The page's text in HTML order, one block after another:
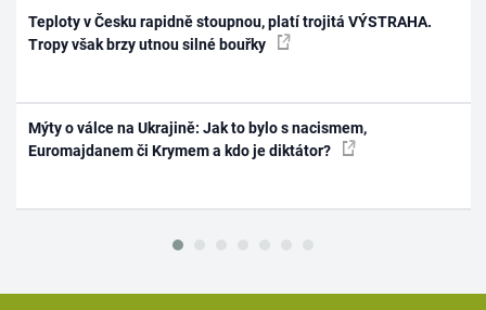
Teploty v Česku rapidně stoupnou, platí trojitá VÝSTRAHA.
Tropy však brzy utnou silné bouřky
Mýty o válce na Ukrajině: Jak to bylo s nacismem,
Euromajdanem či Krymem a kdo je diktátor?